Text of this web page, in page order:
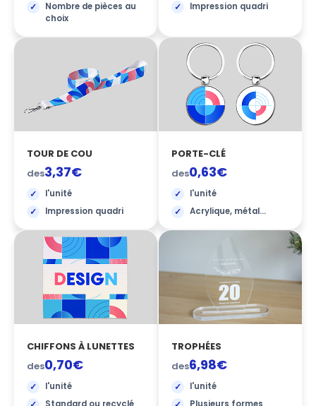
Nombre de pièces au
choix
Impression quadri
TOUR DE COU
des3,37€
l'unité
Impression quadri
PORTE-CLÉ
des0,63€
l'unité
Acrylique, métal...
CHIFFONS À LUNETTES
des0,70€
l'unité
TROPHÉES
des6,98€
l'unité